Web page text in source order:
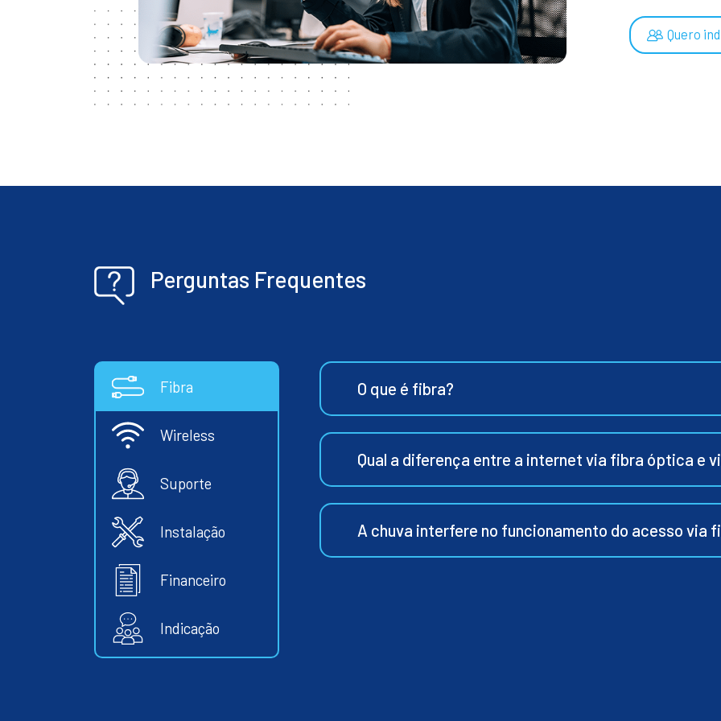
Quero
Perguntas Frequentes
Fibra
Wireless
Suporte
Instalação
Financeiro
Indicação
O que é fibra?
Qual a diferença entre a internet via fibra óptica e
A chuva interfere no funcionamento do acesso via